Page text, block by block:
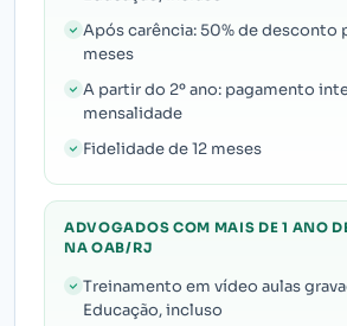
Após carência: 50% de desconto
meses
A partir do 2º ano: pagamento
mensalidade
Fidelidade de 12 meses
ADVOGADOS COM MAIS DE 1 ANO
NA OAB/RJ
Treinamento em vídeo aulas
Educação, incluso